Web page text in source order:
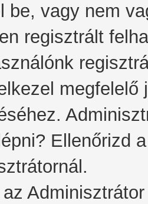
be, vagy nem
regisztrált
megfelelő
Ellenőrizd